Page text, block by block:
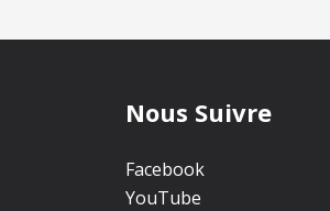
Nous Suivre
Facebook
YouTube